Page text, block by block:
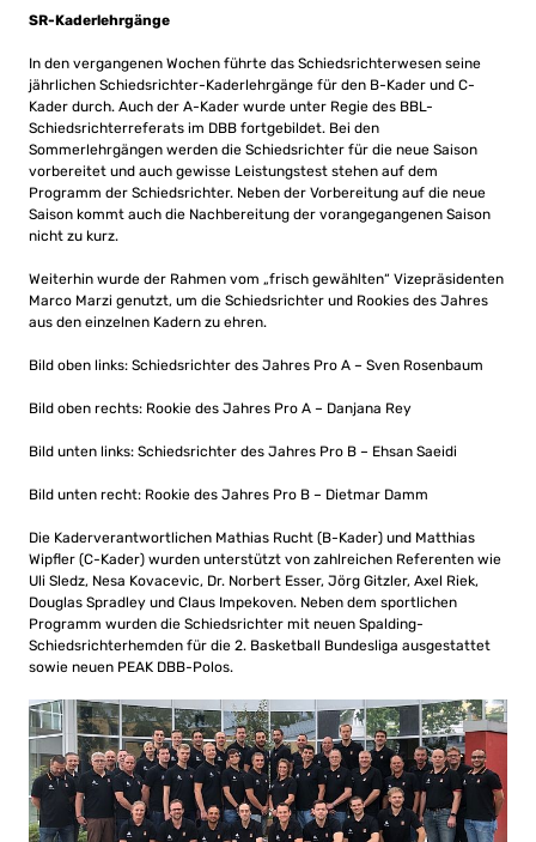
SR-Kaderlehrgänge
In den vergangenen Wochen führte das Schiedsrichterwesen seine
jährlichen Schiedsrichter-Kaderlehrgänge für den B-Kader und C-
Kader durch. Auch der A-Kader wurde unter Regie des BBL-
Schiedsrichterreferats im DBB fortgebildet. Bei den
Sommerlehrgängen werden die Schiedsrichter für die neue Saison
vorbereitet und auch gewisse Leistungstest stehen auf dem
Programm der Schiedsrichter. Neben der Vorbereitung auf die neue
Saison kommt auch die Nachbereitung der vorangegangenen Saison
nicht zu kurz.
Weiterhin wurde der Rahmen vom „frisch gewählten“ Vizepräsidenten
Marco Marzi genutzt, um die Schiedsrichter und Rookies des Jahres
aus den einzelnen Kadern zu ehren.
Bild oben links: Schiedsrichter des Jahres Pro A – Sven Rosenbaum
Bild oben rechts: Rookie des Jahres Pro A – Danjana Rey
Bild unten links: Schiedsrichter des Jahres Pro B – Ehsan Saeidi
Bild unten recht: Rookie des Jahres Pro B – Dietmar Damm
Die Kaderverantwortlichen Mathias Rucht (B-Kader) und Matthias
Wipfler (C-Kader) wurden unterstützt von zahlreichen Referenten wie
Uli Sledz, Nesa Kovacevic, Dr. Norbert Esser, Jörg Gitzler, Axel Riek,
Douglas Spradley und Claus Impekoven. Neben dem sportlichen
Programm wurden die Schiedsrichter mit neuen Spalding-
Schiedsrichterhemden für die 2. Basketball Bundesliga ausgestattet
sowie neuen PEAK DBB-Polos.